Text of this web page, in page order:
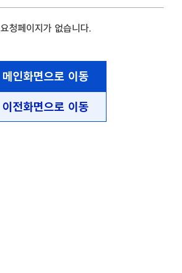
요청페이지가 없습니다.
메인화면으로 이동
이전화면으로 이동